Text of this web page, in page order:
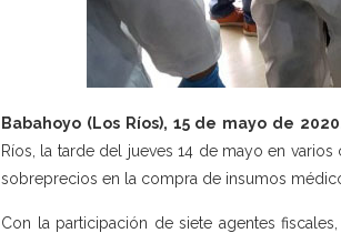
Babahoyo (Los Ríos), 15 de mayo de
Ríos, la tarde del jueves 14 de mayo en
sobreprecios en la compra de insumos
Con la participación de siete agentes